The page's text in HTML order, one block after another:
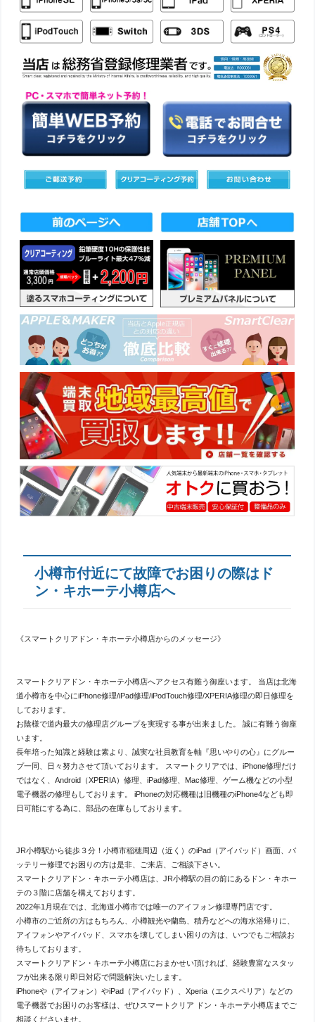
小樽市付近にて故障でお困りの際はド
ン・キホーテ小樽店へ
《スマートクリアドン・キホーテ小樽店からのメッセージ》
スマートクリアドン・キホーテ小樽店へアクセス有難う御座います。 当店は北海
道小樽市を中心にiPhone修理/iPad修理/iPodTouch修理/XPERIA修理の即日修理を
しております。
お陰様で道内最大の修理店グループを実現する事が出来ました。 誠に有難う御座
います。
長年培った知識と経験は素より、誠実な社員教育を軸『思いやりの心』にグルー
プ一同、日々努力させて頂いております。 スマートクリアでは、iPhone修理だけ
ではなく、Android（XPERIA）修理、iPad修理、Mac修理、ゲーム機などの小型
電子機器の修理もしております。 iPhoneの対応機種は旧機種のiPhone4なども即
日可能にする為に、部品の在庫もしております。
JR小樽駅から徒歩３分！小樽市稲穂周辺（近く）のiPad（アイパッド）画面、バ
ッテリー修理でお困りの方は是非、ご来店、ご相談下さい。
スマートクリアドン・キホーテ小樽店は、JR小樽駅の目の前にあるドン・キホー
テの３階に店舗を構えております。
2022年1月現在では、北海道小樽市では唯一のアイフォン修理専門店です。
小樽市のご近所の方はもちろん、小樽観光や蘭島、積丹などへの海水浴帰りに、
アイフォンやアイパッド、スマホを壊してしまい困りの方は、いつでもご相談お
待ちしております。
スマートクリアドン・キホーテ小樽店におまかせい頂ければ、経験豊富なスタッ
フが出来る限り即日対応で問題解決いたします。
iPhoneや（アイフォン）やiPad（アイパッド）、Xperia（エクスペリア）などの
電子機器でお困りのお客様は、ぜひスマートクリア ドン・キホーテ小樽店までご
相談くださいませ。